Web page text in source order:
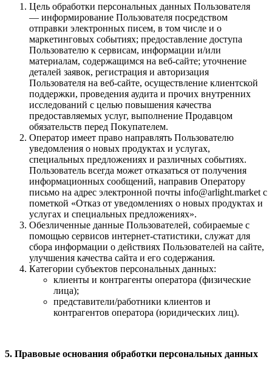
Цель обработки персональных данных Пользователя
— информирование Пользователя посредством
отправки электронных писем, в том числе и о
маркетинговых событиях; предоставление доступа
Пользователю к сервисам, информации и/или
материалам, содержащимся на веб-сайте; уточнение
деталей заявок, регистрация и авторизация
Пользователя на веб-сайте, осуществление клиентской
поддержки, проведения аудита и прочих внутренних
исследований с целью повышения качества
предоставляемых услуг, выполнение Продавцом
обязательств перед Покупателем.
Оператор имеет право направлять Пользователю
уведомления о новых продуктах и услугах,
специальных предложениях и различных событиях.
Пользователь всегда может отказаться от получения
информационных сообщений, направив Оператору
письмо на адрес электронной почты info@arlight.market с
пометкой «Отказ от уведомлениях о новых продуктах и
услугах и специальных предложениях».
Обезличенные данные Пользователей, собираемые с
помощью сервисов интернет-статистики, служат для
сбора информации о действиях Пользователей на сайте,
улучшения качества сайта и его содержания.
Категории субъектов персональных данных:
клиенты и контрагенты оператора (физические
лица);
представители/работники клиентов и
контрагентов оператора (юридических лиц).
5. Правовые основания обработки персональных данных